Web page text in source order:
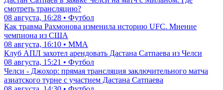
смотреть трансляцию?
08 августа, 16:28 • Футбол
Как травма Рахмонова изменила историю UFC. Мнение
чемпиона из США
08 августа, 16:10 • ММА
Клуб АПЛ захотел арендовать Дастана Сатпаева из Челси
08 августа, 15:21 • Футбол
Челси - Джохор: прямая трансляция заключительного матча
азиатского турне с участием Дастана Сатпаева